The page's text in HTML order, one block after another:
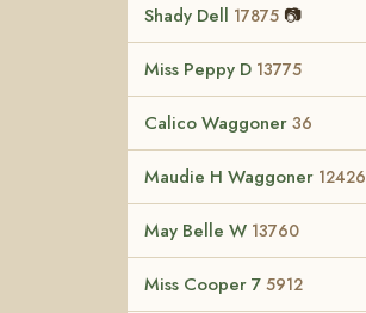
Shady Dell 17875 📷
Miss Peppy D 13775
Calico Waggoner 36
Maudie H Waggoner 12426
May Belle W 13760
Miss Cooper 7 5912